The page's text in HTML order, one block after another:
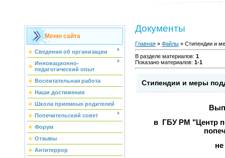
Меню сайта
Сведения об организации
Инновационно-
педагогический опыт
Воспитательная работа
Наши достижения
Школа приемных родителей
Попечительский совет
Форум
Отзывы
Антитеррор
Документы
Главная » Файлы » Стипендии и
В разделе материалов: 1
Показано материалов: 1-1
Стипендии и меры
в ГБУ РМ "Центр